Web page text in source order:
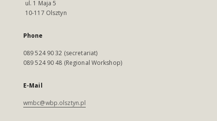
ul. 1 Maja 5
10-117 Olsztyn
Phone
089 524 90 32 (secretariat)
089 524 90 48 (Regional Workshop)
E-Mail
wmbc@wbp.olsztyn.pl